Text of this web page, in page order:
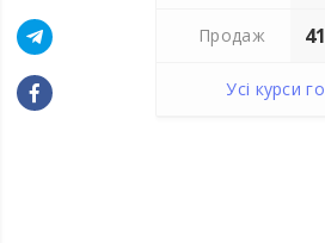
Продаж
Усі курси